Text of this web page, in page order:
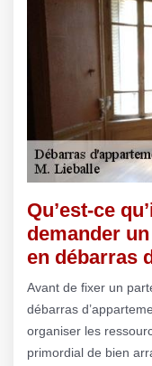
Qu’est-ce
demander
en débarras
Avant de fixer un
débarras
organiser les
primordial de bien